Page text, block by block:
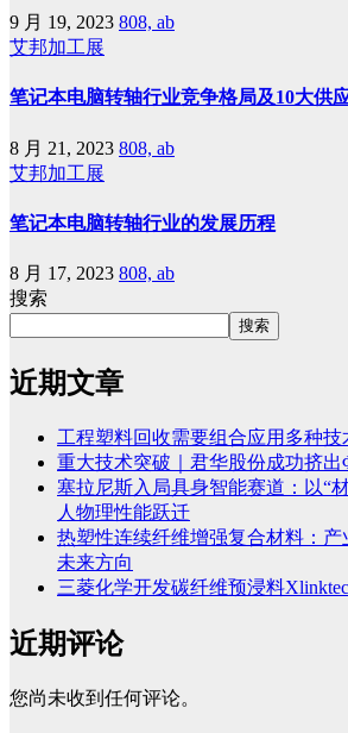
9 月 19, 2023 808, ab
艾邦加工展
笔记本电脑转轴行业竞争格局及10大供
8 月 21, 2023 808, ab
艾邦加工展
笔记本电脑转轴行业的发展历程
8 月 17, 2023 808, ab
搜索
搜索
近期文章
工程塑料回收需要组合应用多种技
重大技术突破｜君华股份成功挤出
塞拉尼斯入局具身智能赛道：以“
人物理性能跃迁
热塑性连续纤维增强复合材料：
未来方向
三菱化学开发碳纤维预浸料
近期评论
您尚未收到任何评论。